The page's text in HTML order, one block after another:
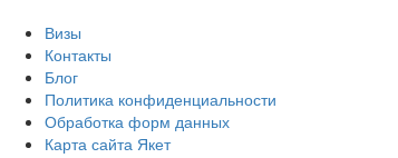
Визы
Контакты
Блог
Политика конфиденциальности
Обработка форм данных
Карта сайта Якет